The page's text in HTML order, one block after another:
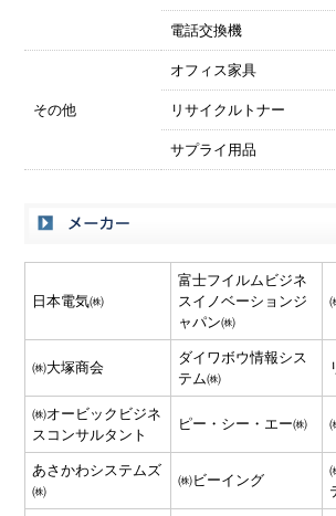
電話交換機
その他
オフィス家具
リサイクルトナー
サプライ用品
日本電気㈱
富士フイルムビジネ
スイノベーションジ
ャパン㈱
㈱大塚商会
ダイワボウ情報シス
テム㈱
㈱オービックビジネ
スコンサルタント
ピー・シー・エー㈱
あさかわシステムズ
㈱
㈱ビーイング